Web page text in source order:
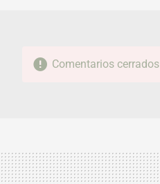
Comentarios cerrados